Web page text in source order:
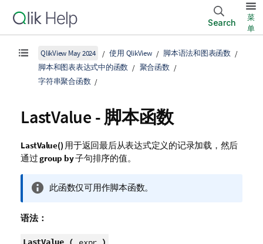
Search
菜
单
QlikView May 2024 使用 QlikView
脚本语法和图表函数
脚本和图表表达式中的函数
聚合函数
字符串聚合函数
LastValue - 脚本函数
LastValue() 用于返回最后从表达式定义的记录加载，然后
通过group by子句排序的值。
信
此函数仅可用作脚本函数。
语法：
LastValue ( )